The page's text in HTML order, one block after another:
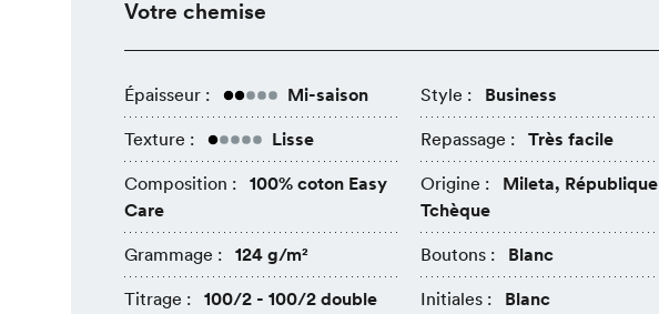
Votre chemise
Épaisseur : Mi-saison
Texture : Lisse
Composition :
100% coton Easy
Care
Grammage : 124 g/m²
Titrage :
100/2 - 100/2 double
Style : Business
Repassage : Très facile
Origine :
Mileta, République
Tchèque
Boutons : Blanc
Initiales : Blanc